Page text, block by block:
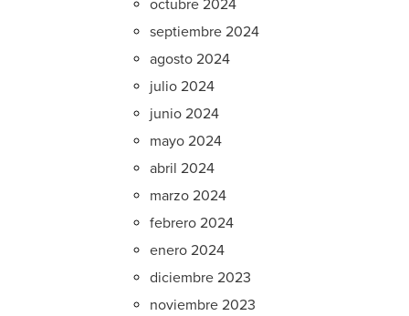
octubre 2024
septiembre 2024
agosto 2024
julio 2024
junio 2024
mayo 2024
abril 2024
marzo 2024
febrero 2024
enero 2024
diciembre 2023
noviembre 2023